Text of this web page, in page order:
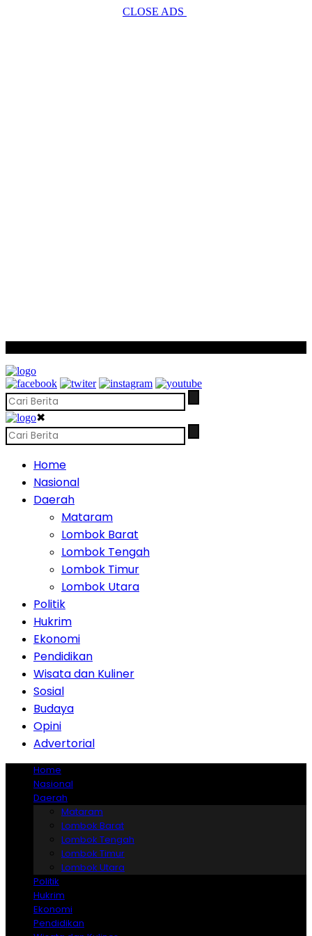
CLOSE ADS
✖
Home
Nasional
Daerah
Mataram
Lombok Barat
Lombok Tengah
Lombok Timur
Lombok Utara
Politik
Hukrim
Ekonomi
Pendidikan
Wisata dan Kuliner
Sosial
Budaya
Opini
Advertorial
Home
Nasional
Daerah
Mataram
Lombok Barat
Lombok Tengah
Lombok Timur
Lombok Utara
Politik
Hukrim
Ekonomi
Pendidikan